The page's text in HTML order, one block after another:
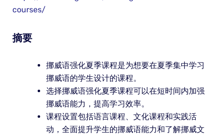
courses/
摘要
挪威语强化夏季课程是为想要在夏季集中学习
挪威语的学生设计的课程。
选择挪威语强化夏季课程可以在短时间内加强
挪威语能力，提高学习效率。
课程设置包括语言课程、文化课程和实践活
动，全面提升学生的挪威语能力和了解挪威文